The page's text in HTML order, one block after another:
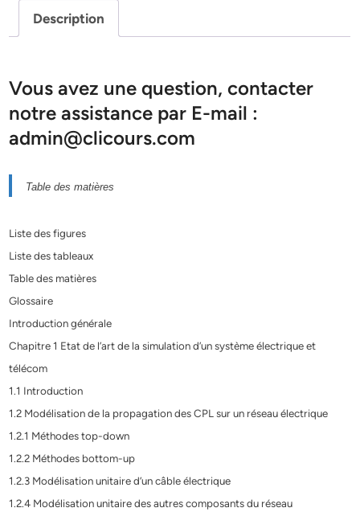
Description
Vous avez une question, contacter
notre assistance par E-mail :
admin@clicours.com
Table des matières
Liste des figures
Liste des tableaux
Table des matières
Glossaire
Introduction générale
Chapitre 1 Etat de l’art de la simulation d’un système électrique et
télécom
1.1 Introduction
1.2 Modélisation de la propagation des CPL sur un réseau électrique
1.2.1 Méthodes top-down
1.2.2 Méthodes bottom-up
1.2.3 Modélisation unitaire d’un câble électrique
1.2.4 Modélisation unitaire des autres composants du réseau